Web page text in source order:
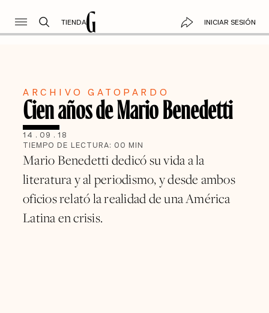
TIENDA INICIAR SESIÓN
ARCHIVO GATOPARDO
Cien años de Mario Benedetti
14 . 09 . 18
TIEMPO DE LECTURA: 00 MIN
Mario Benedetti dedicó su vida a la
literatura y al periodismo, y desde ambos
oficios relató la realidad de una América
Latina en crisis.